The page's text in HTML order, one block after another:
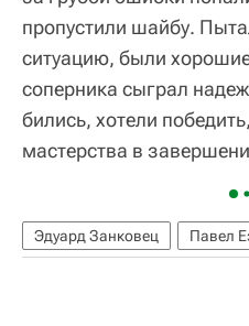
пропустили шайбу.
ситуацию, были
соперника сыграл
бились, хотели
мастерства в
Эдуард Занковец Павел